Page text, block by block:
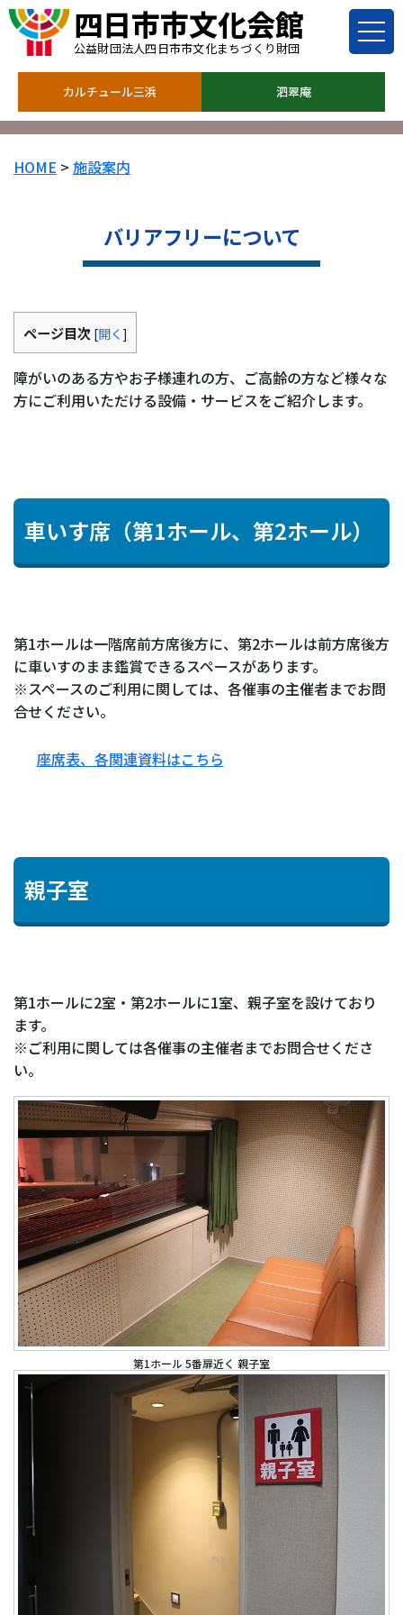
四日市市文化会館
公益財団法人四日市市文化まちづくり財団
カルチュール三浜 泗翠庵
HOME > 施設案内
バリアフリーについて
ページ目次 [開く ]
障がいのある方やお子様連れの方、ご高齢の方など様々な
方にご利用いただける設備・サービスをご紹介します。
車いす席（第1ホール、第2ホール）
第1ホールは一階席前方席後方に、第2ホールは前方席後方
に車いすのまま鑑賞できるスペースがあります。
※スペースのご利用に関しては、各催事の主催者までお問
合せください。
座席表、各関連資料はこちら
親子室
第1ホールに2室・第2ホールに1室、親子室を設けており
ます。
※ご利用に関しては各催事の主催者までお問合せくださ
い。
第1ホール 5番扉近く 親子室